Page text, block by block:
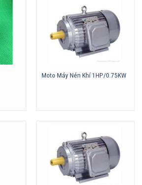
Moto Máy Nén Khí 1HP/0.75KW